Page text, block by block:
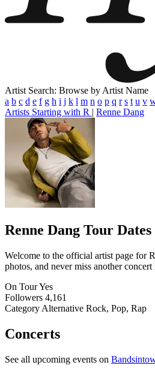
Artist Search: Browse by Artist Name
a b c d e f g h i j k l m n o p q r s t u v
Artists Starting with R | Renne Dang
Renne Dang Tour
Welcome to the official artist page for
photos, and never miss another
On TourYes
Followers 4,161
Category Alternative Rock, Pop, Rap
Concerts
See all upcoming events on